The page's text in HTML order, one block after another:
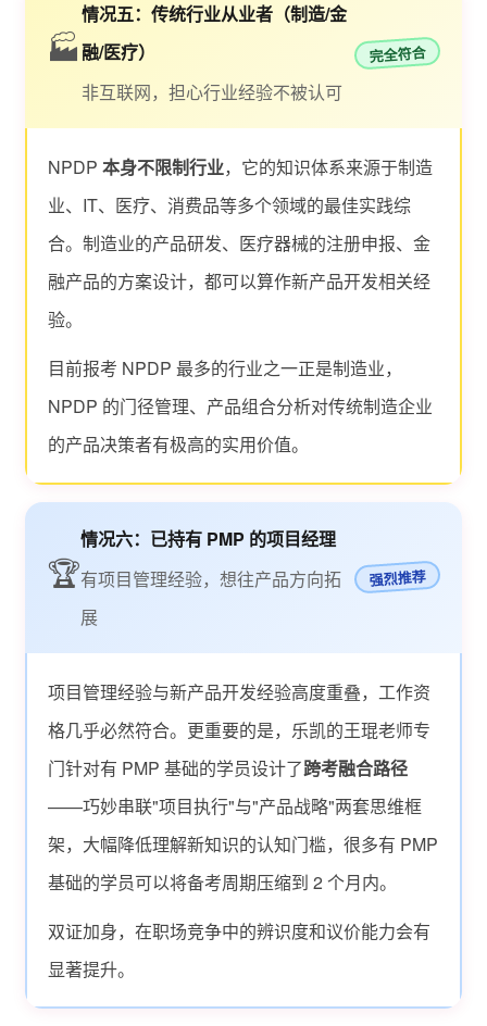
🏭
情况五：传统行业从业者（制造/金
融/医疗）
非互联网，担心行业经验不被认可
完全符合
NPDP本身不限制行业，它的知识体系来源于制造
业、IT、医疗、消费品等多个领域的最佳实践综
合。制造业的产品研发、医疗器械的注册申报、金
融产品的方案设计，都可以算作新产品开发相关经
验。
目前报考 NPDP 最多的行业之一正是制造业，
NPDP 的门径管理、产品组合分析对传统制造企业
的产品决策者有极高的实用价值。
🏆
情况六：已持有 PMP 的项目经理
有项目管理经验，想往产品方向拓
展
强烈推荐
项目管理经验与新产品开发经验高度重叠，工作资
格几乎必然符合。更重要的是，乐凯的王琨老师专
门针对有 PMP 基础的学员设计了跨考融合路径
——巧妙串联"项目执行"与"产品战略"两套思维框
架，大幅降低理解新知识的认知门槛，很多有 PMP
基础的学员可以将备考周期压缩到 2 个月内。
双证加身，在职场竞争中的辨识度和议价能力会有
显著提升。